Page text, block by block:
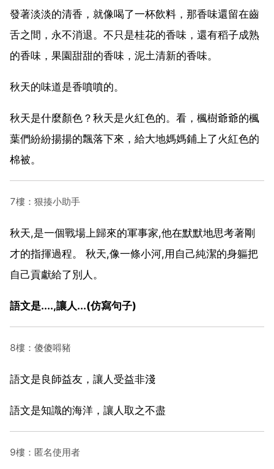
發著淡淡的清香，就像喝了一杯飲料，那香味還留在齒
舌之間，永不消退。不只是桂花的香味，還有稻子成熟
的香味，果園甜甜的香味，泥土清新的香味。
秋天的味道是香噴噴的。
秋天是什麼顏色？秋天是火紅色的。看，楓樹爺爺的楓
葉們紛紛揚揚的飄落下來，給大地媽媽鋪上了火紅色的
棉被。
7樓：狠揍小助手
秋天,是一個戰場上歸來的軍事家,他在默默地思考著剛
才的指揮過程。 秋天,像一條小河,用自己純潔的身軀把
自己貢獻給了別人。
語文是....,讓人...(仿寫句子)
8樓：傻傻嘚豬
語文是良師益友，讓人受益非淺
語文是知識的海洋，讓人取之不盡
9樓：匿名使用者